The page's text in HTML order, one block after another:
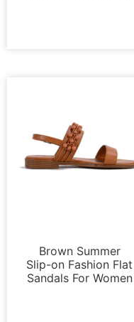
Brown Summer
Slip-on Fashion Flat
Sandals For Women